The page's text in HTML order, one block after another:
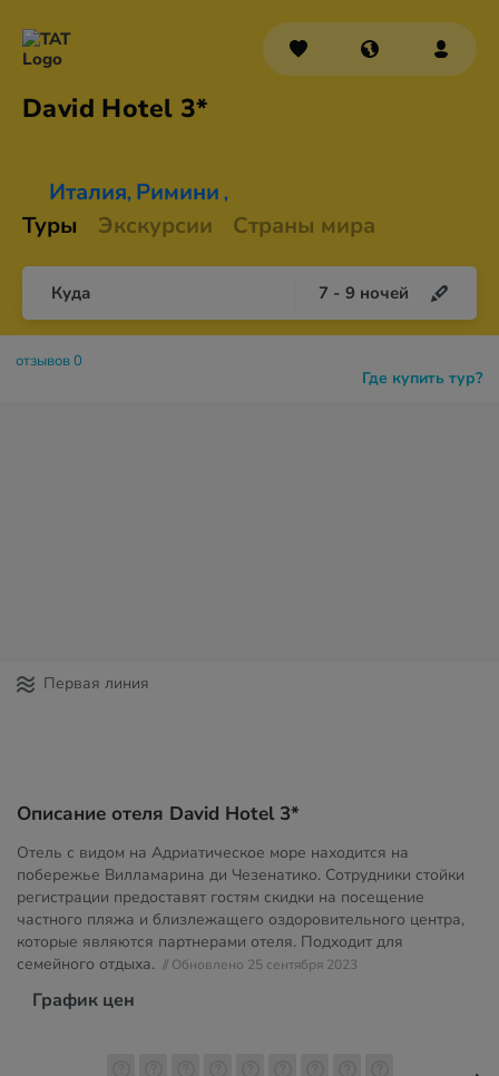
David Hotel 3*
Италия, Римини ,
Туры Экскурсии Страны мира
Куда 7 - 9 ночей
Где купить тур?
отзывов 0
Первая линия
Описание отеля David Hotel 3*
Отель с видом на Адриатическое море находится на
побережье Вилламарина ди Чезенатико. Сотрудники стойки
регистрации предоставят гостям скидки на посещение
частного пляжа и близлежащего оздоровительного центра,
которые являются партнерами отеля. Подходит для
семейного отдыха. // Обновлено 25 сентября 2023
График цен